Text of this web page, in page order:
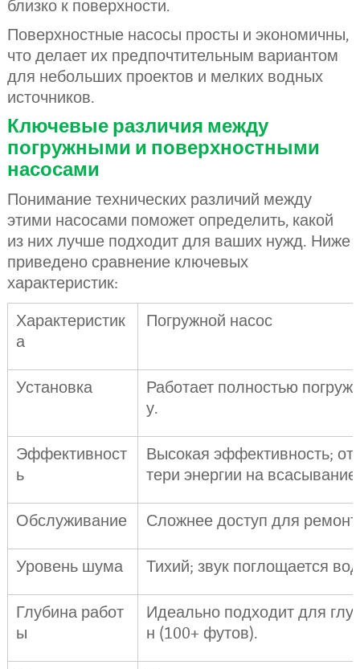
близко к поверхности.
Поверхностные насосы просты и экономичны,
что делает их предпочтительным вариантом
для небольших проектов и мелких водных
источников.
Ключевые различия между
погружными и поверхностными
насосами
Понимание технических различий между
этими насосами поможет определить, какой
из них лучше подходит для ваших нужд. Ниже
приведено сравнение ключевых
характеристик:
Характеристик
а
Погружной насос
Установка
Работает полностью
у.
Эффективност
ь
Высокая эффективность;
тери энергии на всасывание.
Обслуживание Сложнее доступ для
Уровень шума Тихий; звук поглощается
Глубина работ
ы
Идеально подходит для
н (100+ футов).